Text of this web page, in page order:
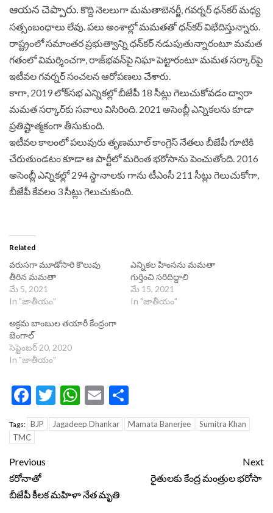
ఆయన చెప్పారు. కొద్ది నెలలుగా మమతాబెనర్జీ, గవర్నర్ ధన్‌కర్ మధ్య
సత్సంబంధాలు లేవు. పలు అంశాల్లో మమతతో ధన్‌కర్ విభేదిస్తున్నారు.
రాష్ట్రంలో సమాంతర ప్రభుత్వాన్ని ధన్‌కర్ నడుపుతున్నారంటూ మమత
గతంలో విమర్శించగా, రాజ్‌భవన్‌పై నిఘా పెట్టారంటూ మమత సర్కార్‌పై
ఇటీవల గవర్నర్ సంచలన ఆరోపణలు చేశారు.
కాగా, 2019 లోక్‌సభ ఎన్నికల్లో బీజేపీ 18 సీట్లు గెలుచుకోవడం ద్వారా
మమత సర్కార్‌కు సవాలు విసిరింది. 2021 అసెంబ్లీ ఎన్నికలను కూడా
ప్రతిష్టాత్మకంగా తీసుకుంది.
ఇటీవల కాలంలో పలువురు తృణమూల్ కాంగ్రెస్ నేతలు బీజేపీ గూటికి
చేరుతుండటం కూడా ఆ పార్టీలో మరింత భరోసాను పెంచుతోంది. 2016
అసెంబ్లీ ఎన్నికల్లో 294 స్థానాలకు గాను టీఎంసీ 211 సీట్లు గెలుచుకోగా,
బీజేపీ కేవలం 3 సీట్లు గెలుచుకుంది.
Related
వరుసగా మూడోసారి కొలువు
తీరిన మమతా
మే 5, 2021
In "జాతీయం"
ఎన్నికల హింసను మమతా
గుర్తించి సరిదిద్దాలి
మే 15, 2021
In "జాతీయం"
అక్రమ బాంబుల తయారీ కేంద్రంగా
బెంగాల్
సెప్టెంబర్ 20, 2020
In "జాతీయం"
Facebook
Twitter
WhatsApp
Email
Tags: BJP Jagadeep Dhankar Mamata Banerjee
Sumitra Khan
TMC
Continue
Reading
Previous
కరోనాతో
బీజేపీ కీలక మహిళా నేత మృతి
Next
రైతులకు కేంద్ర మంత్రుల భరోసా